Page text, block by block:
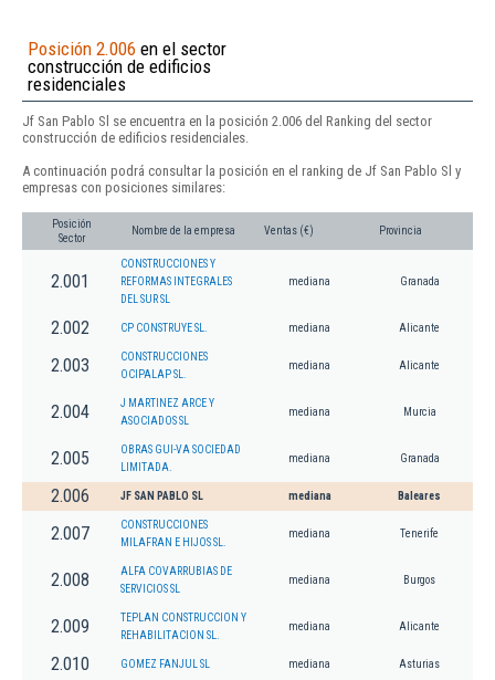
Posición 2.006 en el sector
construcción de edificios
residenciales
Jf San Pablo Sl se encuentra en la posición 2.006 del Ranking del sector
construcción de edificios residenciales.
A continuación podrá consultar la posición en el ranking de Jf San Pablo Sl y
empresas con posiciones similares:
Posición
Sector
Nombre de la empresa Ventas (€) Provincia
2.001
CONSTRUCCIONES Y
REFORMAS INTEGRALES
DEL SUR SL
mediana Granada
2.002 CP CONSTRUYE SL. mediana Alicante
2.003
CONSTRUCCIONES
OCIPALAP SL.
mediana Alicante
2.004
J MARTINEZ ARCE Y
ASOCIADOS SL
mediana Murcia
2.005
OBRAS GUI-VA SOCIEDAD
LIMITADA.
mediana Granada
2.006 JF SAN PABLO SL mediana Baleares
2.007
CONSTRUCCIONES
MILAFRAN E HIJOS SL.
mediana Tenerife
2.008
ALFA COVARRUBIAS DE
SERVICIOS SL
mediana Burgos
2.009
TEPLAN CONSTRUCCION Y
REHABILITACION SL.
mediana Alicante
2.010 GOMEZ FANJUL SL mediana Asturias